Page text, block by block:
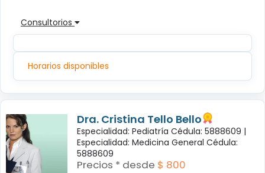
Consultorios
Horarios disponibles
Dra. Cristina Tello Bello
Especialidad: Pediatría Cédula: 5888609 |
Especialidad: Medicina General Cédula:
5888609
Precios * desde $ 800